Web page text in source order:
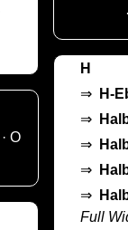
·O
·
H
⇒
H-
⇒
⇒
⇒
⇒
Full